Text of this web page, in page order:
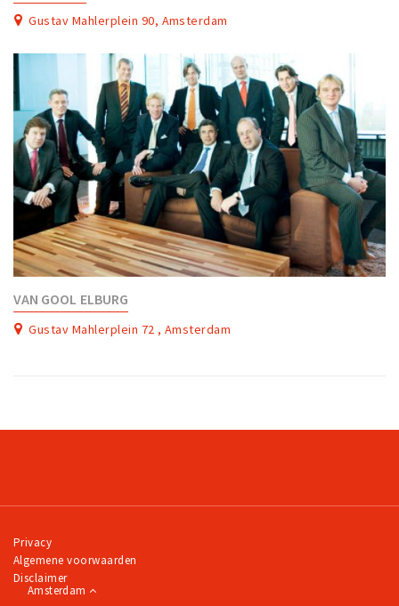
Gustav Mahlerplein 90, Amsterdam
VAN GOOL ELBURG
Gustav Mahlerplein 72 , Amsterdam
Privacy
Algemene voorwaarden
Disclaimer
Amsterdam